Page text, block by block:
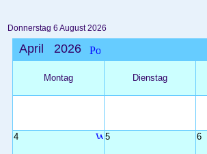
Donnerstag 6 August 2026
April 2026
Montag Dienstag
4 5 6